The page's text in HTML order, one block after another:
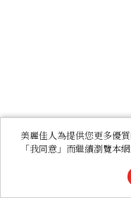
美麗佳人為提供您更多優
「我同意」而繼續瀏覽本